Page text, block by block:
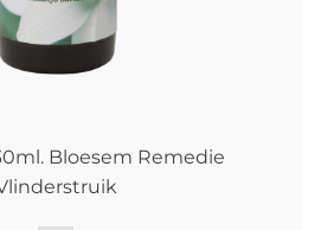
Bloesem Remedie